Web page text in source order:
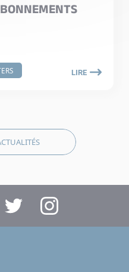
LIRE